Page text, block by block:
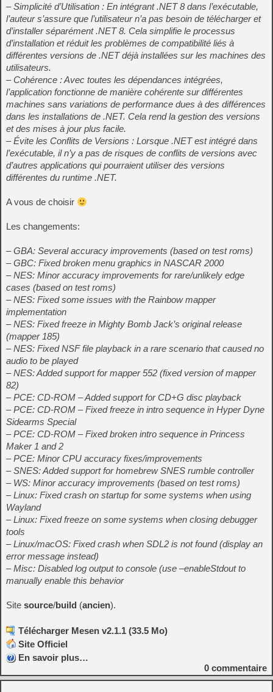
– Simplicité d’Utilisation : En intégrant .NET 8 dans l’exécutable,
l’auteur s’assure que l’utilisateur n’a pas besoin de télécharger et
d’installer séparément .NET 8. Cela simplifie le processus
d’installation et réduit les problèmes de compatibilité liés à
différentes versions de .NET déjà installées sur les machines des
utilisateurs.
– Cohérence : Avec toutes les dépendances intégrées,
l’application fonctionne de manière cohérente sur différentes
machines sans variations de performance dues à des différences
dans les installations de .NET. Cela rend la gestion des versions
et des mises à jour plus facile.
– Évite les Conflits de Versions : Lorsque .NET est intégré dans
l’exécutable, il n’y a pas de risques de conflits de versions avec
d’autres applications qui pourraient utiliser des versions
différentes du runtime .NET.
A vous de choisir
Les changements:
– GBA: Several accuracy improvements (based on test roms)
– GBC: Fixed broken menu graphics in NASCAR 2000
– NES: Minor accuracy improvements for rare/unlikely edge
cases (based on test roms)
– NES: Fixed some issues with the Rainbow mapper
implementation
– NES: Fixed freeze in Mighty Bomb Jack’s original release
(mapper 185)
– NES: Fixed NSF file playback in a rare scenario that caused no
audio to be played
– NES: Added support for mapper 552 (fixed version of mapper
82)
– PCE: CD-ROM – Added support for CD+G disc playback
– PCE: CD-ROM – Fixed freeze in intro sequence in Hyper Dyne
Sidearms Special
– PCE: CD-ROM – Fixed broken intro sequence in Princess
Maker 1 and 2
– PCE: Minor CPU accuracy fixes/improvements
– SNES: Added support for homebrew SNES rumble controller
– WS: Minor accuracy improvements (based on test roms)
– Linux: Fixed crash on startup for some systems when using
Wayland
– Linux: Fixed freeze on some systems when closing debugger
tools
– Linux/macOS: Fixed crash when SDL2 is not found (display an
error message instead)
– Misc: Disabled log output to console (use –enableStdout to
manually enable this behavior
Site source/build (ancien).
Télécharger Mesen v2.1.1 (33.5 Mo)
Site Officiel
En savoir plus…
0 commentaire